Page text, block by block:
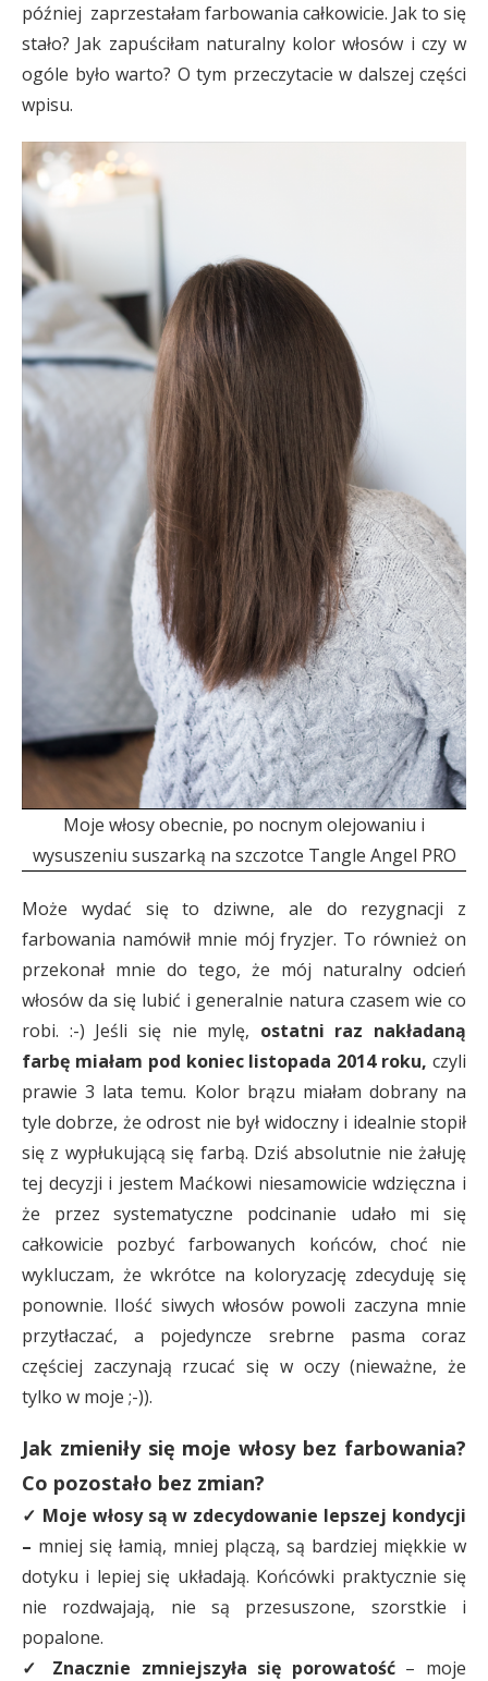
później zaprzestałam farbowania całkowicie. Jak to się
stało? Jak zapuściłam naturalny kolor włosów i czy w
ogóle było warto? O tym przeczytacie w dalszej części
wpisu.
Moje włosy obecnie, po nocnym olejowaniu i
wysuszeniu suszarką na szczotce Tangle Angel PRO
Może wydać się to dziwne, ale do rezygnacji z
farbowania namówił mnie mój fryzjer. To również on
przekonał mnie do tego, że mój naturalny odcień
włosów da się lubić i generalnie natura czasem wie co
robi. :-) Jeśli się nie mylę, ostatni raz nakładaną
farbę miałam pod koniec listopada 2014 roku, czyli
prawie 3 lata temu. Kolor brązu miałam dobrany na
tyle dobrze, że odrost nie był widoczny i idealnie stopił
się z wypłukującą się farbą. Dziś absolutnie nie żałuję
tej decyzji i jestem Maćkowi niesamowicie wdzięczna i
że przez systematyczne podcinanie udało mi się
całkowicie pozbyć farbowanych końców, choć nie
wykluczam, że wkrótce na koloryzację zdecyduję się
ponownie. Ilość siwych włosów powoli zaczyna mnie
przytłaczać, a pojedyncze srebrne pasma coraz
częściej zaczynają rzucać się w oczy (nieważne, że
tylko w moje ;-)).
Jak zmieniły się moje włosy bez farbowania?
Co pozostało bez zmian?
✓ Moje włosy są w zdecydowanie lepszej kondycji
– mniej się łamią, mniej plączą, są bardziej miękkie w
dotyku i lepiej się układają. Końcówki praktycznie się
nie rozdwajają, nie są przesuszone, szorstkie i
popalone.
✓ Znacznie zmniejszyła się porowatość– moje